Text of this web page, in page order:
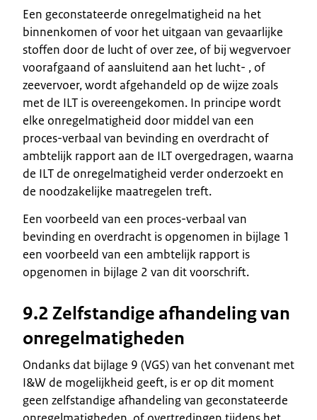
Een geconstateerde onregelmatigheid na het
binnenkomen of voor het uitgaan van gevaarlijke
stoffen door de lucht of over zee, of bij wegvervoer
voorafgaand of aansluitend aan het lucht- , of
zeevervoer, wordt afgehandeld op de wijze zoals
met de ILT is overeengekomen. In principe wordt
elke onregelmatigheid door middel van een
proces-verbaal van bevinding en overdracht of
ambtelijk rapport aan de ILT overgedragen, waarna
de ILT de onregelmatigheid verder onderzoekt en
de noodzakelijke maatregelen treft.
Een voorbeeld van een proces-verbaal van
bevinding en overdracht is opgenomen in bijlage 1
een voorbeeld van een ambtelijk rapport is
opgenomen in bijlage 2 van dit voorschrift.
9.2 Zelfstandige afhandeling van
onregelmatigheden
Ondanks dat bijlage 9 (VGS) van het convenant met
I&W de mogelijkheid geeft, is er op dit moment
geen zelfstandige afhandeling van geconstateerde